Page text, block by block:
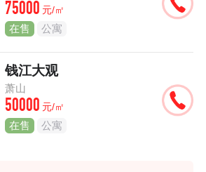
75000 元/㎡
在售 公寓
钱江大观
萧山
50000 元/㎡
在售 公寓